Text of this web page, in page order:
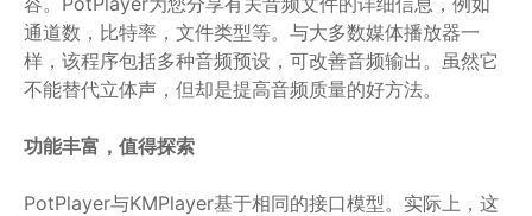
通道数，比特率，文件类型等。与大多数媒体播放器一
样，该程序包括多种音频预设，可改善音频输出。虽然它
不能替代立体声，但却是提高音频质量的好方法。
功能丰富，值得探索
PotPlayer与KMPlayer基于相同的接口模型。实际上，这